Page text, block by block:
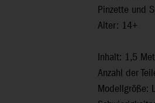
Pinzette und
Alter: 14+
Inhalt: 1,5
Anzahl der
Modellgröße: